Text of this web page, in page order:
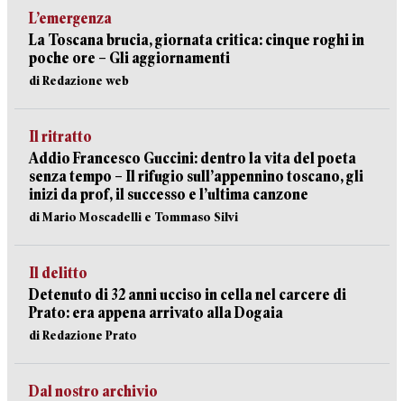
L’emergenza
La Toscana brucia, giornata critica: cinque roghi in
poche ore – Gli aggiornamenti
di Redazione web
Il ritratto
Addio Francesco Guccini: dentro la vita del poeta
senza tempo – Il rifugio sull’appennino toscano, gli
inizi da prof, il successo e l’ultima canzone
di Mario Moscadelli e Tommaso Silvi
Il delitto
Detenuto di 32 anni ucciso in cella nel carcere di
Prato: era appena arrivato alla Dogaia
di Redazione Prato
Dal nostro archivio